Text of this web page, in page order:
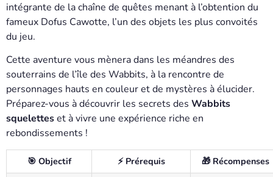
intégrante de la chaîne de quêtes menant à l’obtention du
fameux Dofus Cawotte, l’un des objets les plus convoités
du jeu.
Cette aventure vous mènera dans les méandres des
souterrains de l’île des Wabbits, à la rencontre de
personnages hauts en couleur et de mystères à élucider.
Préparez-vous à découvrir les secrets des Wabbits
squeletteset à vivre une expérience riche en
rebondissements !
🎯 Objectif ⚡ Prérequis
🎁 Récompenses